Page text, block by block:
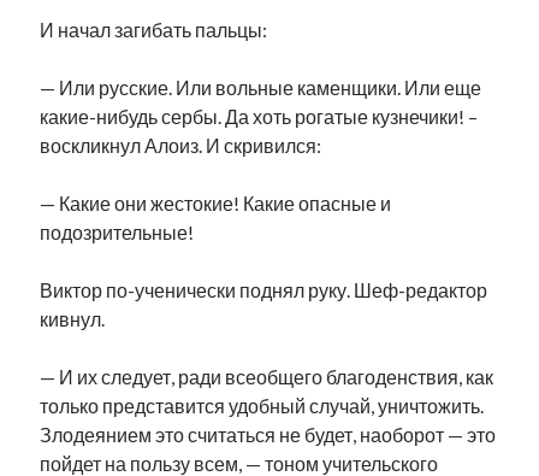
И начал загибать пальцы:
— Или русские. Или вольные каменщики. Или еще
какие-нибудь сербы. Да хоть рогатые кузнечики! –
воскликнул Алоиз. И скривился:
— Какие они жестокие! Какие опасные и
подозрительные!
Виктор по-ученически поднял руку. Шеф-редактор
кивнул.
— И их следует, ради всеобщего благоденствия, как
только представится удобный случай, уничтожить.
Злодеянием это считаться не будет, наоборот — это
пойдет на пользу всем, — тоном учительского